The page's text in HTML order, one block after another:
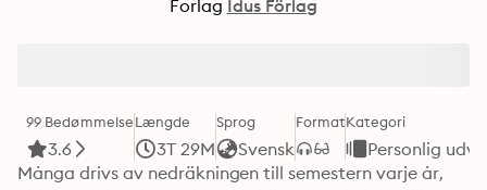
Forlag Idus Förlag
99 Bedømmelse
3.6
Længde
3T 29M
Sprog
Svensk
FormatKategori
Personlig
Många drivs av nedräkningen till semestern varje år,